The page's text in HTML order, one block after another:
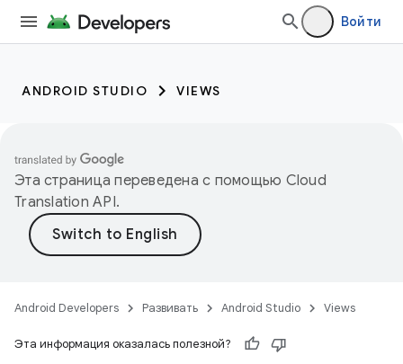
Войти
ANDROID STUDIO VIEWS
Эта страница переведена с помощью Cloud
Translation API.
Android Developers Развивать Android Studio Views
Эта информация оказалась полезной?